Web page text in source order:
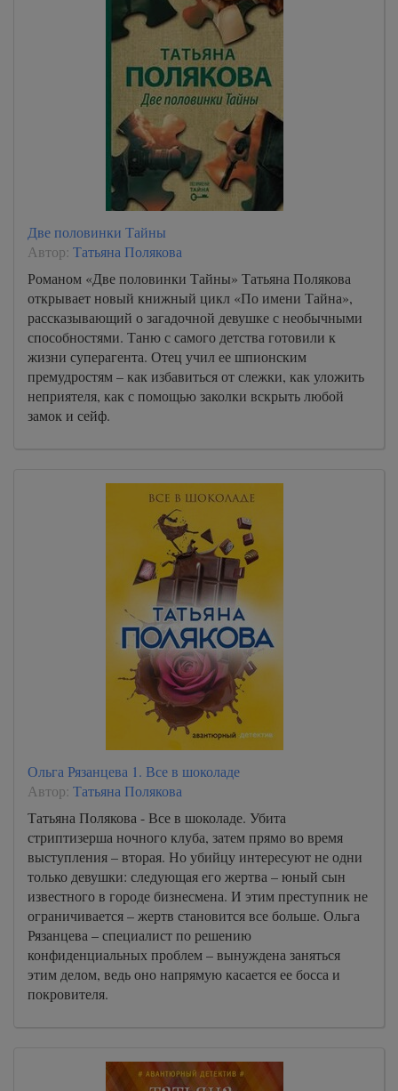
Две половинки Тайны
Автор: Татьяна Полякова
Романом «Две половинки Тайны» Татьяна Полякова
открывает новый книжный цикл «По имени Тайна»,
рассказывающий о загадочной девушке с необычными
способностями. Таню с самого детства готовили к
жизни суперагента. Отец учил ее шпионским
премудростям – как избавиться от слежки, как уложить
неприятеля, как с помощью заколки вскрыть любой
замок и сейф.
Ольга Рязанцева 1. Все в шоколаде
Автор: Татьяна Полякова
Татьяна Полякова - Все в шоколаде. Убита
стриптизерша ночного клуба, затем прямо во время
выступления – вторая. Но убийцу интересуют не одни
только девушки: следующая его жертва – юный сын
известного в городе бизнесмена. И этим преступник не
ограничивается – жертв становится все больше. Ольга
Рязанцева – специалист по решению
конфиденциальных проблем – вынуждена заняться
этим делом, ведь оно напрямую касается ее босса и
покровителя.